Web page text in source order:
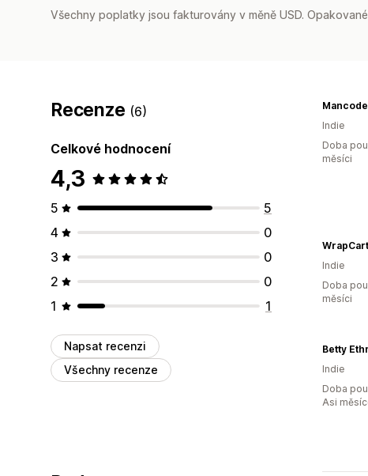
Všechny poplatky jsou fakturovány v měně USD.
Recenze (6)
Celkové hodnocení
4,3
5
5
4
0
3
0
2
0
1
1
Napsat recenzi
Všechny recenze
Mancode
Indie
Doba
měsíci
Indie
Doba
měsíci
Betty
Indie
Doba
Asi